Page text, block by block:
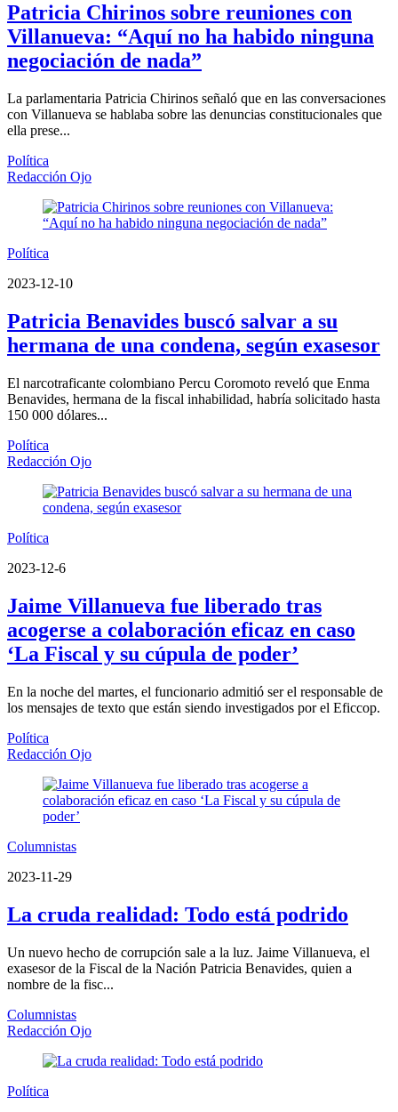
Patricia Chirinos sobre reuniones con
Villanueva: “Aquí no ha habido ninguna
negociación de nada”
La parlamentaria Patricia Chirinos señaló que en las conversaciones
con Villanueva se hablaba sobre las denuncias constitucionales que
ella prese...
Política
Redacción Ojo
Política
2023-12-10
Patricia Benavides buscó salvar a su
hermana de una condena, según exasesor
El narcotraficante colombiano Percu Coromoto reveló que Enma
Benavides, hermana de la fiscal inhabilidad, habría solicitado hasta
150 000 dólares...
Política
Redacción Ojo
Política
2023-12-6
Jaime Villanueva fue liberado tras
acogerse a colaboración eficaz en caso
‘La Fiscal y su cúpula de poder’
En la noche del martes, el funcionario admitió ser el responsable de
los mensajes de texto que están siendo investigados por el Eficcop.
Política
Redacción Ojo
Columnistas
2023-11-29
La cruda realidad: Todo está podrido
Un nuevo hecho de corrupción sale a la luz. Jaime Villanueva, el
exasesor de la Fiscal de la Nación Patricia Benavides, quien a
nombre de la fisc...
Columnistas
Redacción Ojo
Política